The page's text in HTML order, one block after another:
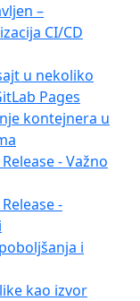
–
CI/CD
u nekoliko
Pages
kontejnera u
- Važno
-
i
kao izvor